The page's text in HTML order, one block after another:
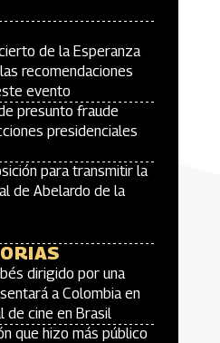
de la Esperanza
recomendaciones
evento
presunto fraude
presidenciales
para transmitir la
de Abelardo de la
dirigido por una
a Colombia en
de cine en Brasil
que hizo más público